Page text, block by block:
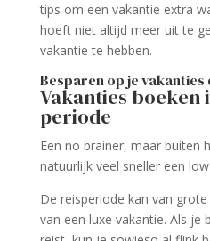
tips om een vakantie extra
hoeft niet altijd meer uit te
vakantie te hebben.
Besparen op je vakanties
Vakanties boeken
periode
Een no brainer, maar buiten
natuurlijk veel sneller een
De reisperiode kan van
van een luxe vakantie. Als je